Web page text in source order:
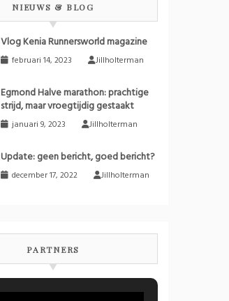
NIEUWS & BLOG
Vlog Kenia Runnersworld magazine
februari 14, 2023 Jillholterman
Egmond Halve marathon: prachtige
strijd, maar vroegtijdig gestaakt
januari 9, 2023 Jillholterman
Update: geen bericht, goed bericht?
december 17, 2022 Jillholterman
PARTNERS